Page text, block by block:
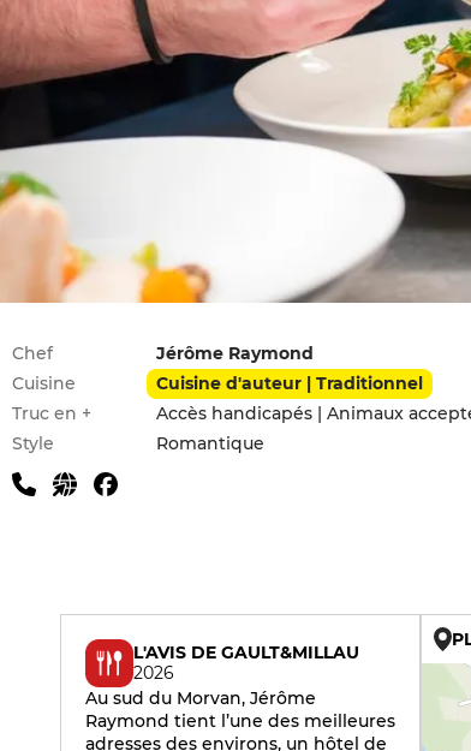
Infos pratiques
Chef
Jérôme Raymond
Cuisine
Cuisine d'auteur | Traditionnel
Truc en +
Accès handicapés | Animaux
Style
Romantique
L'AVIS DE GAULT&MILLAU
2026
Au sud du Morvan, Jérôme
Raymond tient l’une des meilleures
adresses des environs, un hôtel de